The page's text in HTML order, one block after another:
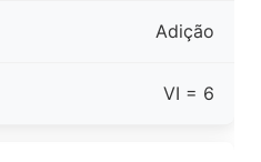
Adição
VI = 6